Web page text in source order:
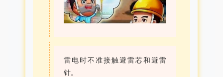
雷电时不准接触避雷芯和避雷
针。